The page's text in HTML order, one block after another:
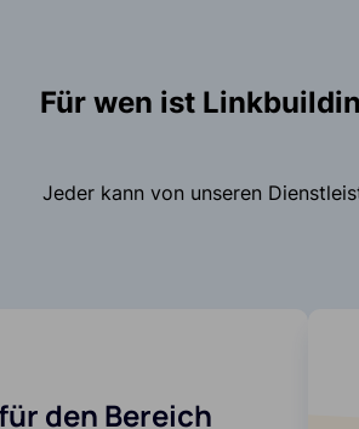
Für wen ist
Jeder kann von unseren
den Bereich